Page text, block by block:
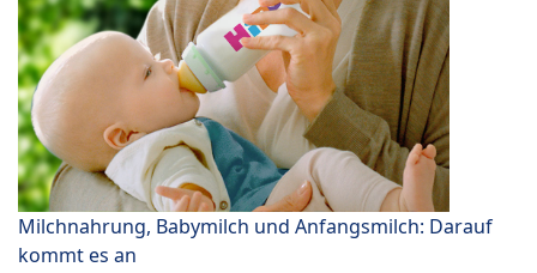
Milchnahrung, Babymilch und Anfangsmilch: Darauf
kommt es an